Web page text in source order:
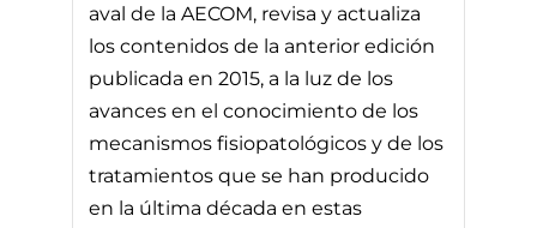
aval de la AECOM, revisa y actualiza
los contenidos de la anterior edición
publicada en 2015, a la luz de los
avances en el conocimiento de los
mecanismos fisiopatológicos y de los
tratamientos que se han producido
en la última década en estas